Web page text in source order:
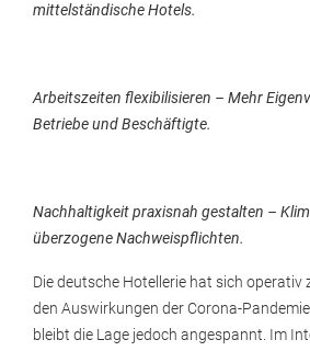
mittelständische Hotels.
Arbeitszeiten flexibilisieren – Mehr
Betriebe und Beschäftigte.
Nachhaltigkeit praxisnah gestalten –
überzogene Nachweispflichten.
Die deutsche Hotellerie hat sich operativ
den Auswirkungen der Corona-
bleibt die Lage jedoch angespannt. Im